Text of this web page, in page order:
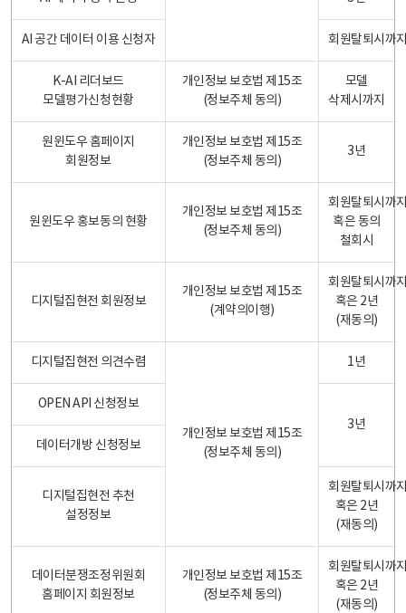
AI 공간 데이터 이용 신청자 회원탈퇴시까
K-AI 리더보드
모델평가신청현황
개인정보 보호법 제15조
(정보주체 동의)
모델
삭제시까지
원윈도우 홈페이지
회원정보
개인정보 보호법 제15조
(정보주체 동의)
3년
원윈도우 홍보동의 현황
개인정보 보호법 제15조
(정보주체 동의)
회원탈퇴시까
혹은 동의
철회시
디지털집현전 회원정보
개인정보 보호법 제15조
(계약의이행)
회원탈퇴시까
혹은 2년
(재동의)
디지털집현전 의견수렴
개인정보 보호법 제15조
(정보주체 동의)
1년
OPEN API 신청정보
3년
데이터개방 신청정보
디지털집현전 추천
설정정보
회원탈퇴시까
혹은 2년
(재동의)
데이터분쟁조정위원회
홈페이지 회원정보
개인정보 보호법 제15조
(정보주체 동의)
회원탈퇴시까
혹은 2년
(재동의)